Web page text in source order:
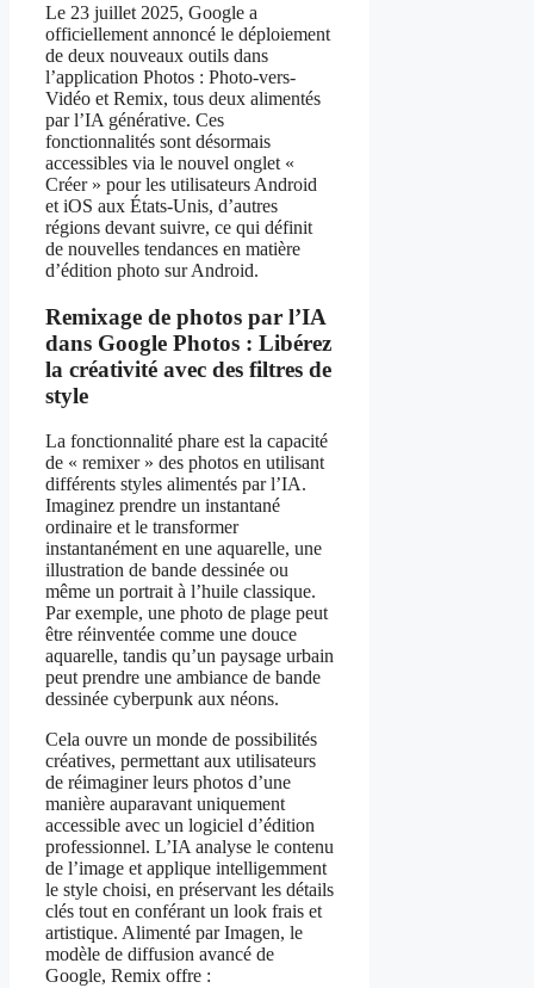
Le 23 juillet 2025, Google a
officiellement annoncé le déploiement
de deux nouveaux outils dans
l’application Photos : Photo-vers-
Vidéo et Remix, tous deux alimentés
par l’IA générative. Ces
fonctionnalités sont désormais
accessibles via le nouvel onglet «
Créer » pour les utilisateurs Android
et iOS aux États-Unis, d’autres
régions devant suivre, ce qui définit
de nouvelles tendances en matière
d’édition photo sur Android.
Remixage de photos par l’IA
dans Google Photos : Libérez
la créativité avec des filtres de
style
La fonctionnalité phare est la capacité
de « remixer » des photos en utilisant
différents styles alimentés par l’IA.
Imaginez prendre un instantané
ordinaire et le transformer
instantanément en une aquarelle, une
illustration de bande dessinée ou
même un portrait à l’huile classique.
Par exemple, une photo de plage peut
être réinventée comme une douce
aquarelle, tandis qu’un paysage urbain
peut prendre une ambiance de bande
dessinée cyberpunk aux néons.
Cela ouvre un monde de possibilités
créatives, permettant aux utilisateurs
de réimaginer leurs photos d’une
manière auparavant uniquement
accessible avec un logiciel d’édition
professionnel. L’IA analyse le contenu
de l’image et applique intelligemment
le style choisi, en préservant les détails
clés tout en conférant un look frais et
artistique. Alimenté par Imagen, le
modèle de diffusion avancé de
Google, Remix offre :